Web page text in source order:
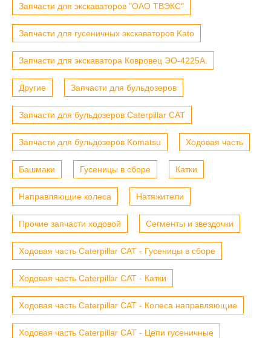
Запчасти для экскаваторов "ОАО ТВЭКС"
Запчасти для гусеничных экскаваторов Kato
Запчасти для экскаватора Ковровец ЭО-4225А.
Другие Запчасти для бульдозеров
Запчасти для бульдозеров Caterpillar CAT
Запчасти для бульдозеров Komatsu Ходовая часть
Башмаки Гусеницы в сборе Катки
Направляющие колеса Натяжители
Прочие запчасти ходовой Сегменты и звездочки
Ходовая часть Caterpillar CAT - Гусеницы в сборе
Ходовая часть Caterpillar CAT - Катки
Ходовая часть Caterpillar CAT - Колеса направляющие
Ходовая часть Caterpillar CAT - Цепи гусеничные